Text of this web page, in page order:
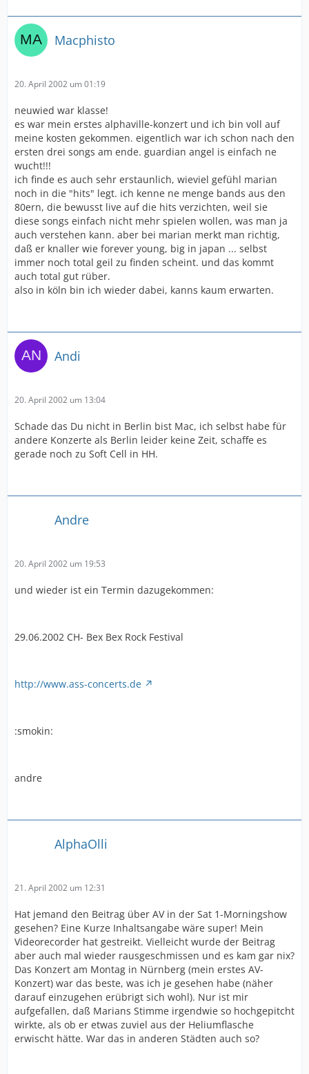
Macphisto
20. April 2002 um 01:19
neuwied war klasse!
es war mein erstes alphaville-konzert und ich bin voll auf
meine kosten gekommen. eigentlich war ich schon nach den
ersten drei songs am ende. guardian angel is einfach ne
wucht!!!
ich finde es auch sehr erstaunlich, wieviel gefühl marian
noch in die "hits" legt. ich kenne ne menge bands aus den
80ern, die bewusst live auf die hits verzichten, weil sie
diese songs einfach nicht mehr spielen wollen, was man ja
auch verstehen kann. aber bei marian merkt man richtig,
daß er knaller wie forever young, big in japan ... selbst
immer noch total geil zu finden scheint. und das kommt
auch total gut rüber.
also in köln bin ich wieder dabei, kanns kaum erwarten.
Andi
20. April 2002 um 13:04
Schade das Du nicht in Berlin bist Mac, ich selbst habe für
andere Konzerte als Berlin leider keine Zeit, schaffe es
gerade noch zu Soft Cell in HH.
Andre
20. April 2002 um 19:53
und wieder ist ein Termin dazugekommen:
29.06.2002 CH- Bex Bex Rock Festival
http://www.ass-concerts.de
:smokin:
andre
AlphaOlli
21. April 2002 um 12:31
Hat jemand den Beitrag über AV in der Sat 1-Morningshow
gesehen? Eine Kurze Inhaltsangabe wäre super! Mein
Videorecorder hat gestreikt. Vielleicht wurde der Beitrag
aber auch mal wieder rausgeschmissen und es kam gar nix?
Das Konzert am Montag in Nürnberg (mein erstes AV-
Konzert) war das beste, was ich je gesehen habe (näher
darauf einzugehen erübrigt sich wohl). Nur ist mir
aufgefallen, daß Marians Stimme irgendwie so hochgepitcht
wirkte, als ob er etwas zuviel aus der Heliumflasche
erwischt hätte. War das in anderen Städten auch so?